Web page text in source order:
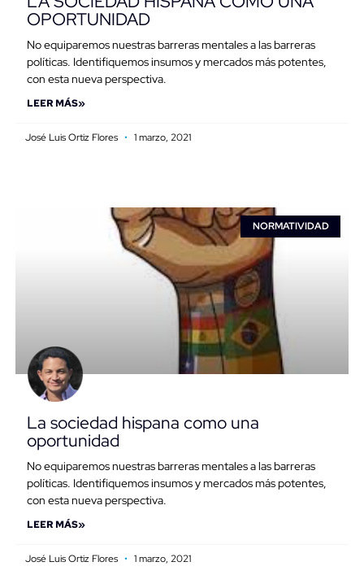
OPORTUNIDAD
No equiparemos nuestras barreras mentales a las barreras
políticas. Identifiquemos insumos y mercados más potentes,
con esta nueva perspectiva.
LEER MÁS»
José Luis Ortiz Flores 1 marzo, 2021
NORMATIVIDAD
La sociedad hispana como una
oportunidad
No equiparemos nuestras barreras mentales a las barreras
políticas. Identifiquemos insumos y mercados más potentes,
con esta nueva perspectiva.
LEER MÁS»
José Luis Ortiz Flores 1 marzo, 2021